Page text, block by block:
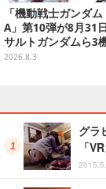
「機動戦士ガンダ
A」第10弾が8月31
サルトガンダムら3
ック可動フィギュア
2026.8.3
グラ
「